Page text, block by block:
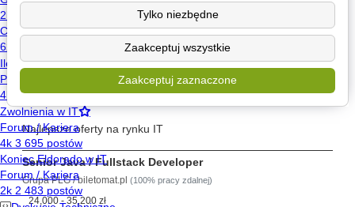
Znajdź posty użytkownika
Szukaj pracy
Najlepsze oferty na rynku IT
Senior Java / Fullstack Developer
Grupa PLG / biletomat.pl (100% pracy zdalnej)
24,000 - 35,200 zł
Tylko niezbędne
Zaakceptuj wszystkie
Zaakceptuj zaznaczone